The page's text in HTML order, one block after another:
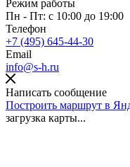
Режим работы
Пн - Пт: с 10:00 до 19:00
Телефон
+7 (495) 645-44-30
Email
info@s-h.ru
Написать сообщение
Построить маршрут в
загрузка карты...